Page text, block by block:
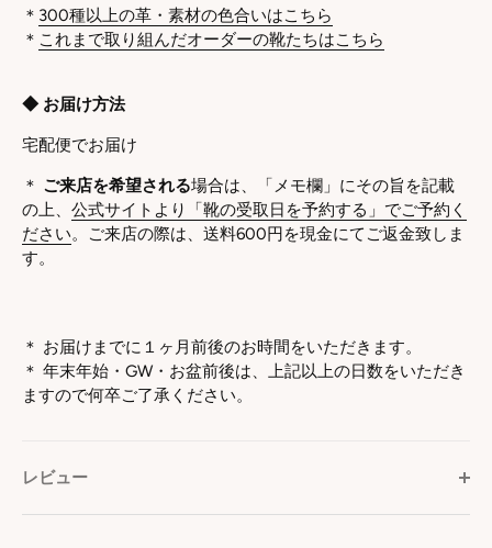
＊ 300種以上の革・素材の色合いはこちら
＊ これまで取り組んだオーダーの靴たちはこちら
◆ お届け方法
宅配便でお届け
＊ ご来店を希望される場合は、「メモ欄」にその旨を記載
の上、 公式サイトより「靴の受取日を予約する」でご予約く
ださい。ご来店の際は、送料600円を現金にてご返金致しま
す。
＊ お届けまでに１ヶ月前後のお時間をいただきます。
＊ 年末年始・GW・お盆前後は、上記以上の日数をいただき
ますので何卒ご了承ください。
レビュー